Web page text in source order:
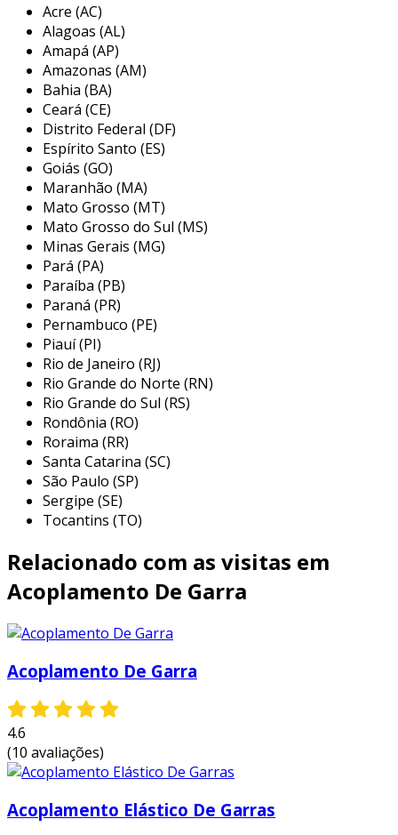
uma bateria. elas são frequentemente
utilizadas em veículos, equipamentos de
construção e sistemas de energia. a garra é
composta por um corpo que se fixa ao terminal
da bateria e um cabo que conecta à fonte de
energia.
principais tipos de garras para
bateria
existem diferentes tipos de garras para bateria,
cada uma adaptada a necessidades específicas.
os principais tipos incluem:
garras de cobre
condução elétrica e resistência à corrosão.
são ideais para aplicações que exigem alta
eficiência.
garras de alumínio: são mais leves e
geralmente mais econômicas, porém,
podem apresentar menos condução
elétrica do que as de cobre.
garras isoladas
revestimento que impede a condução de
eletricidade em pontos indesejados,
operação.
benefícios das garras para bateria
o uso de garras para bateria traz diversos
garante conexões seguras, reduzindo
facilidade de uso
: com o design
adequado, permitem uma operação
rápida e eficiente, economizando tempo
Acre (AC)
Alagoas (AL)
Amapá (AP)
Amazonas (AM)
Bahia (BA)
Ceará (CE)
Distrito Federal (DF)
Espírito Santo (ES)
Goiás (GO)
Maranhão (MA)
Mato Grosso (MT)
Mato Grosso do Sul (MS)
Minas Gerais (MG)
Pará (PA)
Paraíba (PB)
Paraná (PR)
Pernambuco (PE)
Piauí (PI)
Rio de Janeiro (RJ)
Rio Grande do Norte (RN)
Rio Grande do Sul (RS)
Rondônia (RO)
Roraima (RR)
Santa Catarina (SC)
São Paulo (SP)
Sergipe (SE)
Tocantins (TO)
Relacionado com as visitas em
Acoplamento De Garra
Acoplamento De Garra
4.6
(10 avaliações)
Acoplamento Elástico De Garras